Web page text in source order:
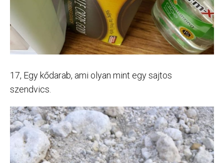
17, Egy kődarab, ami olyan mint egy sajtos
szendvics.